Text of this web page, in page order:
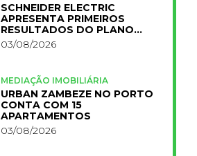
SCHNEIDER ELECTRIC
APRESENTA PRIMEIROS
RESULTADOS DO PLANO
IMPACT 2030
03/08/2026
MEDIAÇÃO IMOBILIÁRIA
URBAN ZAMBEZE NO PORTO
CONTA COM 15
APARTAMENTOS
03/08/2026